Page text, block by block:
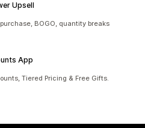
Upsell
BOGO, quantity breaks
App
Tiered Pricing & Free Gifts.